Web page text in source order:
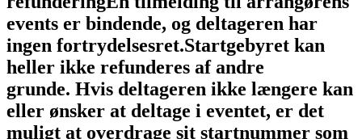
events er bindende, og deltageren har
ingen fortrydelsesret.Startgebyret kan
heller ikke refunderes af andre
grunde. Hvis deltageren ikke længere kan
eller ønsker at deltage i eventet, er det
muligt at overdrage sit startnummer som